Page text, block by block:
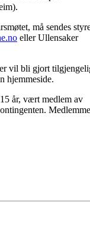
må sendes
eller Ullensaker
vil bli gjort
hjemmeside.
år, vært medlem av